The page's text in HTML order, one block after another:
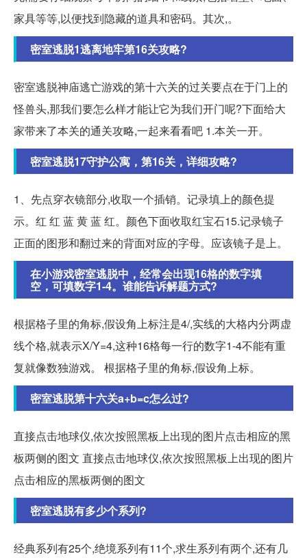
家具等等,以便找到隐藏的道具和密码。其次,。
密室逃脱1逃离地牢第16关攻略?
密室逃脱神庙逃亡游戏的第十六关的过关要点在于门上的
怪兽头,那我们要怎么样才能让它为我们开门呢?下面给大
家带来了本关的通关攻略,一起来看看吧 1.本关一开。
密室逃脱17守护公寓，第16关，详细攻略?
1、先点穿衣镜部分,收取一个插销。记录填上的颜色提
示。红 红 蓝 黄 蓝 红。颜色下面收取红宝石15.记录镜子
正面的图形和翻过来的背面对应的字母。应该镜子是上。
在小游戏密室逃脱中，经常会出现16格的数字填
空，可填数字1-4。谁能告诉解题方式?
根据格子里的角标,假设角上标注是4/,实线的大格内分两虚
线个格,就表示X/Y=4,这种16格每一行的数字1-4不能有重
复就像数独游戏。 根据格子里的角标,假设角上标。
密室逃脱第十六关a+b=c怎么过?
直接点击地球仪,依次按照黑板上出现的图片点击相应的黑
板两侧的图文 直接点击地球仪,依次按照黑板上出现的图片
点击相应的黑板两侧的图文
密室逃脱有多少个系列?
经典系列有25个,绝境系列有11个,求生系列有两个,还有几